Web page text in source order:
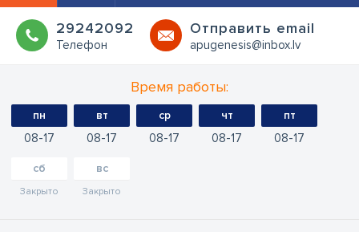
29242092
Телефон
Oтправить email
apugenesis@inbox.lv
Время работы:
пн
08 17
вт
08 17
ср
08 17
чт
08 17
пт
08 17
сб
Закрыто
вс
Закрыто